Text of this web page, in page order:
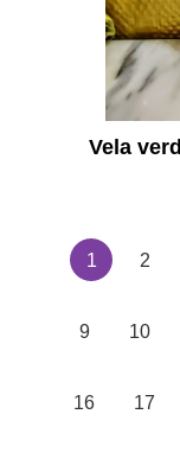
Vela
1 2
9 10
16 17